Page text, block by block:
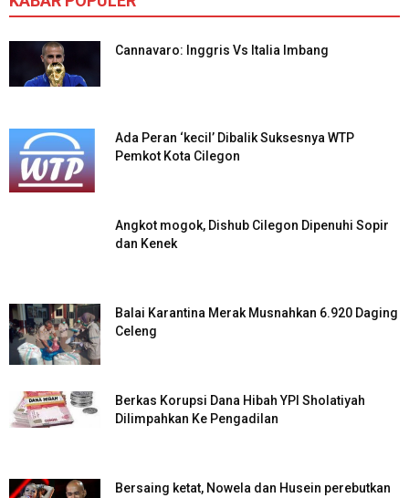
Cannavaro: Inggris Vs Italia Imbang
Ada Peran ‘kecil’ Dibalik Suksesnya WTP
Pemkot Kota Cilegon
Angkot mogok, Dishub Cilegon Dipenuhi Sopir
dan Kenek
Balai Karantina Merak Musnahkan 6.920 Daging
Celeng
Berkas Korupsi Dana Hibah YPI Sholatiyah
Dilimpahkan Ke Pengadilan
Bersaing ketat, Nowela dan Husein perebutkan